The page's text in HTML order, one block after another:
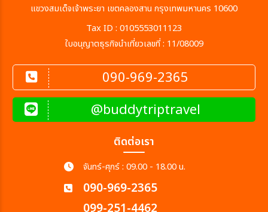
แขวงสมเด็จเจ้าพระยา เขตคลองสาน กรุงเทพมหานคร 10600
Tax ID : 0105553011123
ใบอนุญาตธุรกิจนำเที่ยวเลขที่ : 11/08009
090-969-2365
@buddytriptravel
ติดต่อเรา
จันทร์-ศุกร์ : 09.00 - 18.00 น.
090-969-2365